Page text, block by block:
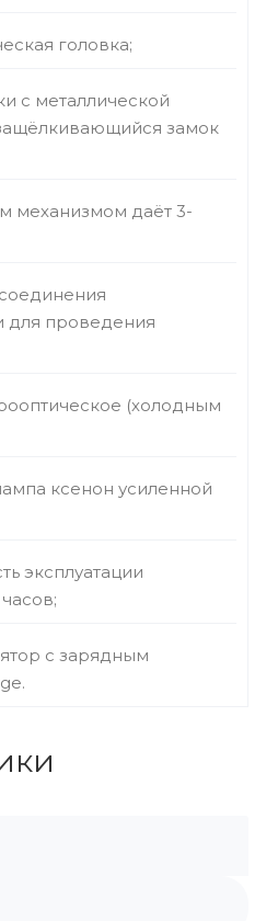
головка;
с металлической
замок
механизмом даёт 3-
для проведения
(холодным
ксенон усиленной
эксплуатации
с зарядным